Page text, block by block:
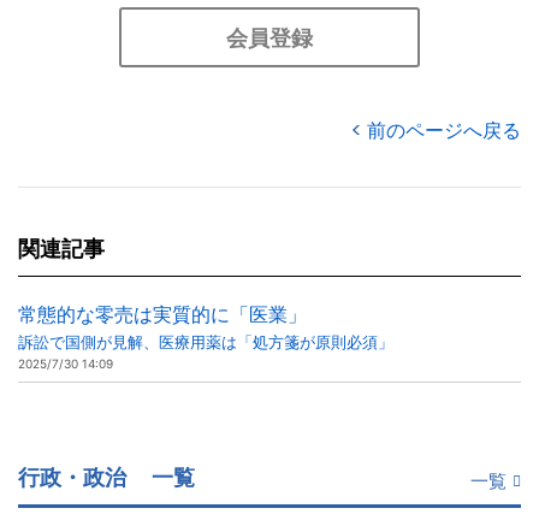
会員登録
前のページへ戻る
関連記事
常態的な零売は実質的に「医業」
訴訟で国側が見解、医療用薬は「処方箋が原則必須」
2025/7/30 14:09
行政・政治 一覧 一覧